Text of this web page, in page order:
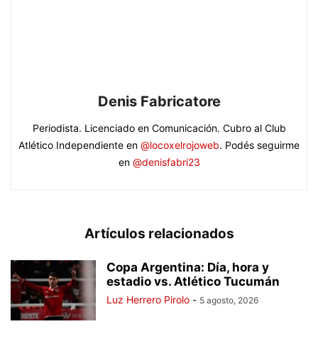
Denis Fabricatore
Periodista. Licenciado en Comunicación. Cubro al Club
Atlético Independiente en @locoxelrojoweb. Podés seguirme
en @denisfabri23
Artículos relacionados
Copa Argentina: Día, hora y
estadio vs. Atlético Tucumán
Luz Herrero Pirolo - 5 agosto, 2026